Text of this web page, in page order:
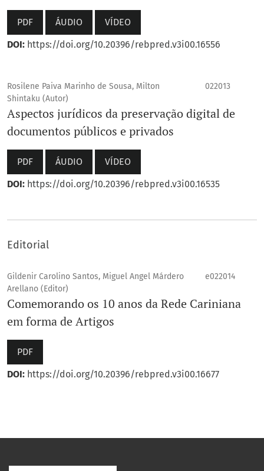
PDF ÁUDIO
VÍDEO
DOI: https://doi.org/10.20396/rebpred.v3i00.16556
Rosilene Paiva Marinho de Sousa, Milton
Shintaku (Autor)
022013
Aspectos jurídicos da preservação digital de
documentos públicos e privados
PDF ÁUDIO
VÍDEO
DOI: https://doi.org/10.20396/rebpred.v3i00.16535
Editorial
Gildenir Carolino Santos, Miguel Angel Márdero
Arellano (Editor)
e022014
Comemorando os 10 anos da Rede Cariniana
em forma de Artigos
PDF
DOI: https://doi.org/10.20396/rebpred.v3i00.16677